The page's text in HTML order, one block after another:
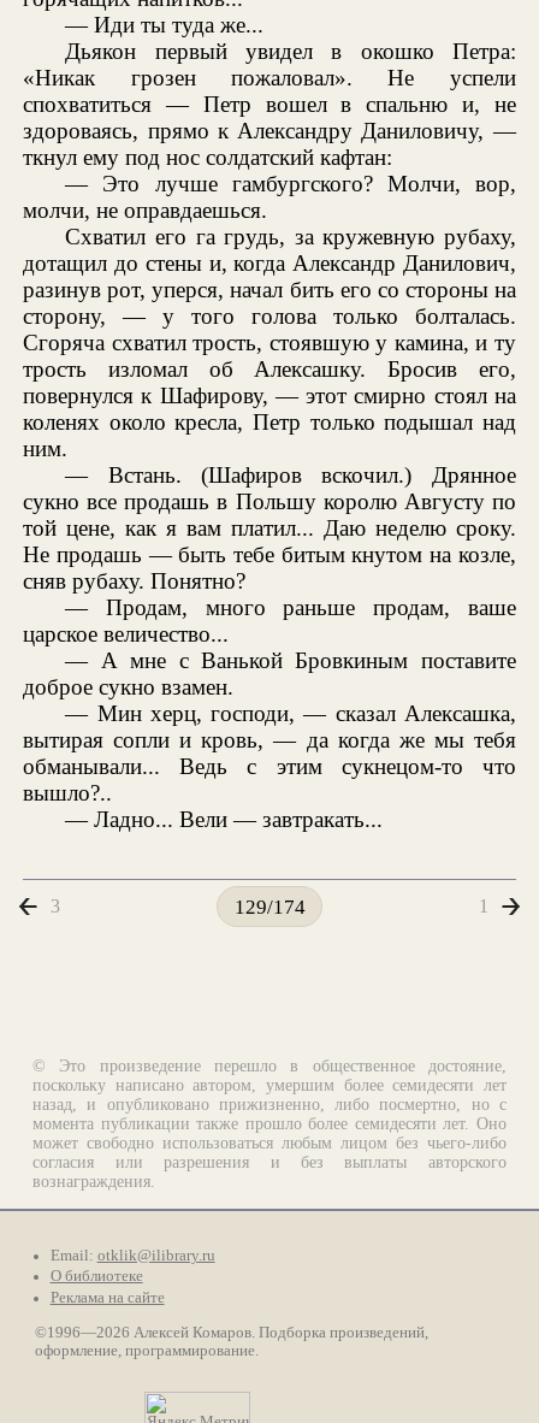
— Иди ты туда же...
Дьякон первый увидел в окошко Петра:
«Никак грозен пожаловал». Не успели
спохватиться — Петр вошел в спальню и, не
здороваясь, прямо к Александру Даниловичу, —
ткнул ему под нос солдатский кафтан:
— Это лучше гамбургского? Молчи, вор,
молчи, не оправдаешься.
Схватил его га грудь, за кружевную рубаху,
дотащил до стены и, когда Александр Данилович,
разинув рот, уперся, начал бить его со стороны на
сторону, — у того голова только болталась.
Сгоряча схватил трость, стоявшую у камина, и ту
трость изломал об Алексашку. Бросив его,
повернулся к Шафирову, — этот смирно стоял на
коленях около кресла, Петр только подышал над
ним.
— Встань. (Шафиров вскочил.) Дрянное
сукно все продашь в Польшу королю Августу по
той цене, как я вам платил... Даю неделю сроку.
Не продашь — быть тебе битым кнутом на козле,
сняв рубаху. Понятно?
— Продам, много раньше продам, ваше
царское величество...
— А мне с Ванькой Бровкиным поставите
доброе сукно взамен.
— Мин херц, господи, — сказал Алексашка,
вытирая сопли и кровь, — да когда же мы тебя
обманывали... Ведь с этим сукнецом-то что
вышло?..
— Ладно... Вели — завтракать...
3 129/174 1
© Это произведение перешло в общественное достояние,
поскольку написано автором, умершим более семидесяти лет
назад, и опубликовано прижизненно, либо посмертно, но с
момента публикации также прошло более семидесяти лет. Оно
может свободно использоваться любым лицом без чьего-либо
согласия или разрешения и без выплаты авторского
вознаграждения.
Email: otklik@ilibrary.ru
О библиотеке
Реклама на сайте
©1996—2026 Алексей Комаров. Подборка произведений,
оформление, программирование.